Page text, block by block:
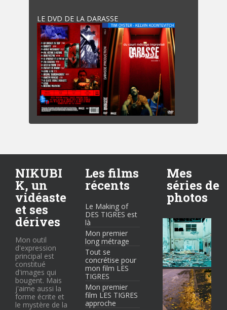
LE DVD DE LA DARASSE
NIKUBI
K, un
vidéaste
et ses
dérives
Mon outil
d'expression
principal est
constitué
d'images qui
bougent. Mais
j'aime aussi la
forme écrite et
le mystère de la
Les films
récents
Le Making of
DES TIGRES est
là
Mon premier
long métrage
Tout se
concrétise pour
mon film LES
TIGRES
Mon premier
film LES TIGRES
approche
Mes
séries de
photos